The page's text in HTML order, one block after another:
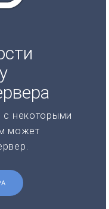
с некоторыми
может